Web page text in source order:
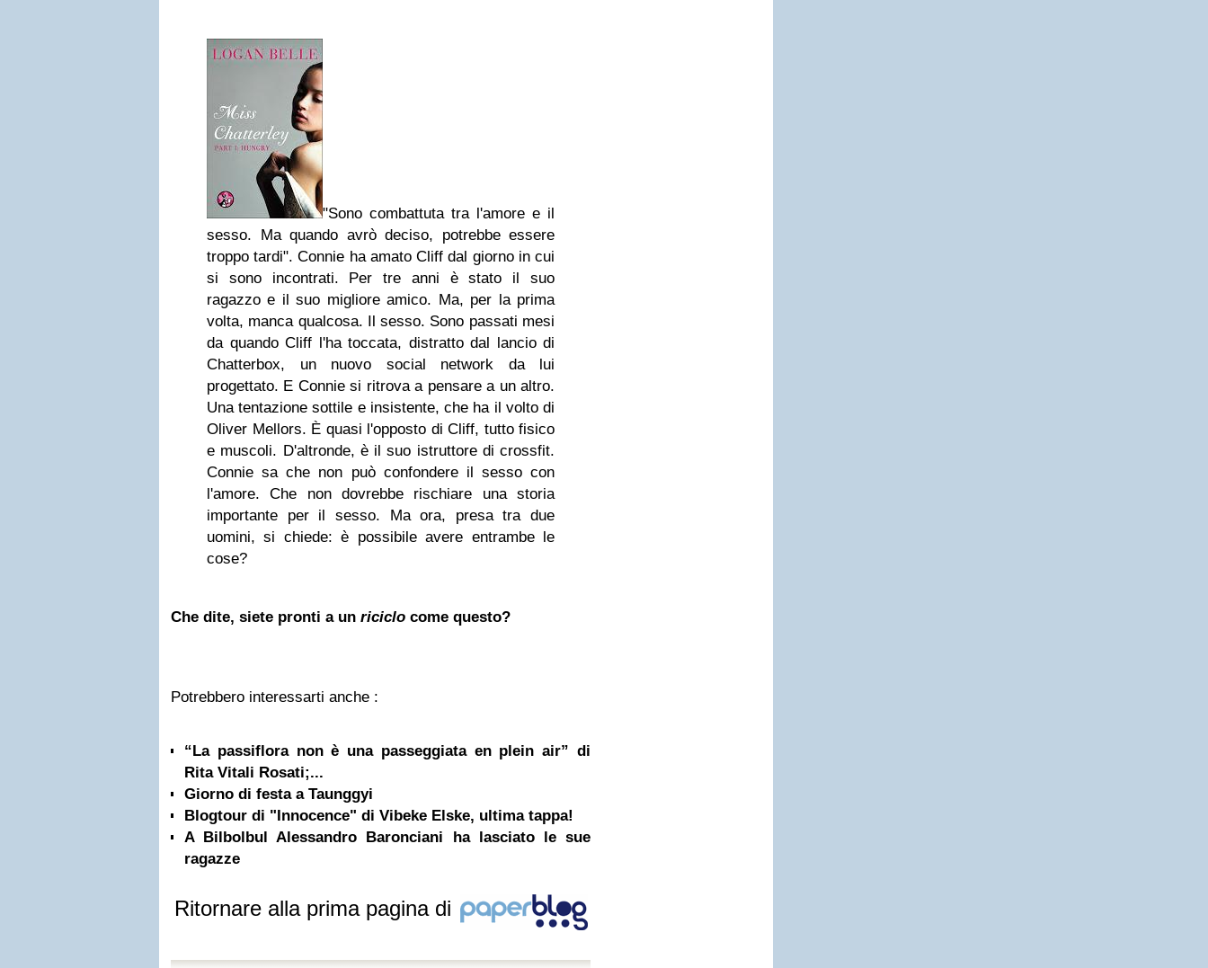
"Sono combattuta tra l'amore e il
sesso. Ma quando avrò deciso, potrebbe essere
troppo tardi". Connie ha amato Cliff dal giorno in cui
si sono incontrati. Per tre anni è stato il suo
ragazzo e il suo migliore amico. Ma, per la prima
volta, manca qualcosa. Il sesso. Sono passati mesi
da quando Cliff l'ha toccata, distratto dal lancio di
Chatterbox, un nuovo social network da lui
progettato. E Connie si ritrova a pensare a un altro.
Una tentazione sottile e insistente, che ha il volto di
Oliver Mellors. È quasi l'opposto di Cliff, tutto fisico
e muscoli. D'altronde, è il suo istruttore di crossfit.
Connie sa che non può confondere il sesso con
l'amore. Che non dovrebbe rischiare una storia
importante per il sesso. Ma ora, presa tra due
uomini, si chiede: è possibile avere entrambe le
cose?
Che dite, siete pronti a un riciclo come questo?
Potrebbero interessarti anche :
“La passiflora non è una passeggiata en plein air” di
Rita Vitali Rosati;...
Giorno di festa a Taunggyi
Blogtour di "Innocence" di Vibeke Elske, ultima tappa!
A Bilbolbul Alessandro Baronciani ha lasciato le sue
ragazze
Ritornare alla prima pagina di